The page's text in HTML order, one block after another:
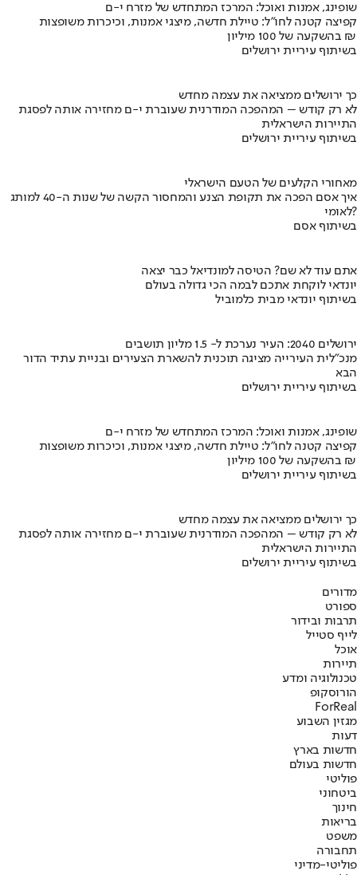
שופינג, אמנות ואוכל: המרכז המתחדש של מזרח י-ם
קפיצה קטנה לחו"ל: טיילת חדשה, מיצגי אמנות, וכיכרות משופצות
בהשקעה של 100 מיליון ₪
בשיתוף עיריית ירושלים
כך ירושלים ממציאה את עצמה מחדש
לא רק קודש – המהפכה המודרנית שעוברת י-ם מחזירה אותה לפסגת
התיירות הישראלית
בשיתוף עיריית ירושלים
מאחורי הקלעים של הטעם הישראלי
איך אסם הפכה את תקופת הצנע והמחסור הקשה של שנות ה-40 למותג
לאומי?
בשיתוף אסם
אתם עוד לא שם? הטיסה למונדיאל כבר יצאה
יונדאי לוקחת אתכם לבמה הכי גדולה בעולם
בשיתוף יונדאי מבית כלמוביל
ירושלים 2040: העיר נערכת ל- 1.5 מליון תושבים
מנכ"לית העירייה מציגה תוכנית להשארת הצעירים ובניית עתיד הדור
הבא
בשיתוף עיריית ירושלים
שופינג, אמנות ואוכל: המרכז המתחדש של מזרח י-ם
קפיצה קטנה לחו"ל: טיילת חדשה, מיצגי אמנות, וכיכרות משופצות
בהשקעה של 100 מיליון ₪
בשיתוף עיריית ירושלים
כך ירושלים ממציאה את עצמה מחדש
לא רק קודש – המהפכה המודרנית שעוברת י-ם מחזירה אותה לפסגת
התיירות הישראלית
בשיתוף עיריית ירושלים
מדורים
ספורט
תרבות ובידור
לייף סטייל
אוכל
תיירות
טכנולוגיה ומדע
הורוסקופ
ForReal
מגזין השבוע
דעות
חדשות בארץ
חדשות בעולם
פוליטי
ביטחוני
חינוך
בריאות
משפט
תחבורה
פוליטי-מדיני